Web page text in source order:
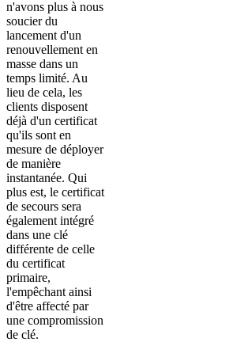
n'avons plus à nous
soucier du
lancement d'un
renouvellement en
masse dans un
temps limité. Au
lieu de cela, les
clients disposent
déjà d'un certificat
qu'ils sont en
mesure de déployer
de manière
instantanée. Qui
plus est, le certificat
de secours sera
également intégré
dans une clé
différente de celle
du certificat
primaire,
l'empêchant ainsi
d'être affecté par
une compromission
de clé.